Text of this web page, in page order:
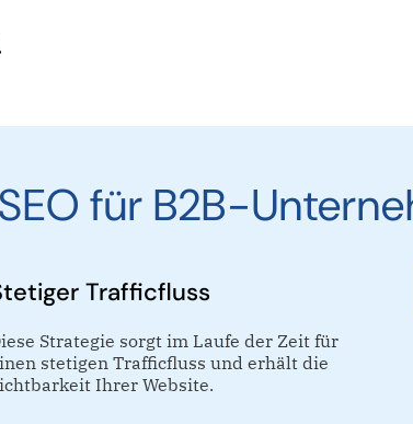
für B2B-
Trafficfluss
Strategie sorgt im Laufe der Zeit für
stetigen Trafficfluss und erhält die
Ihrer Website.